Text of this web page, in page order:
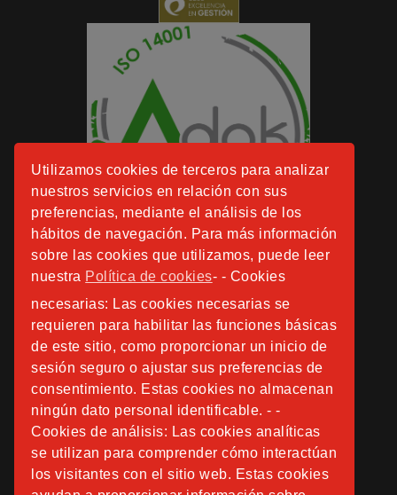
Utilizamos cookies de terceros para analizar
nuestros servicios en relación con sus
preferencias, mediante el análisis de los
hábitos de navegación. Para más información
sobre las cookies que utilizamos, puede leer
nuestra Política de cookies- - Cookies
necesarias: Las cookies necesarias se
requieren para habilitar las funciones básicas
de este sitio, como proporcionar un inicio de
sesión seguro o ajustar sus preferencias de
consentimiento. Estas cookies no almacenan
ningún dato personal identificable. - -
Cookies de análisis: Las cookies analíticas
se utilizan para comprender cómo interactúan
los visitantes con el sitio web. Estas cookies